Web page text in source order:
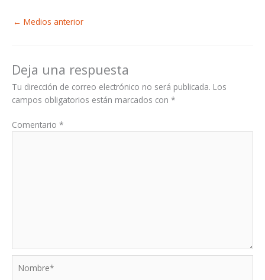
← Medios anterior
Deja una respuesta
Tu dirección de correo electrónico no será publicada. Los
campos obligatorios están marcados con *
Comentario *